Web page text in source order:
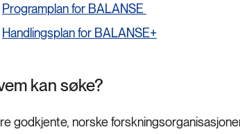
Programplan for BALANSE
Handlingsplan for BALANSE+
kan søke?
godkjente, norske